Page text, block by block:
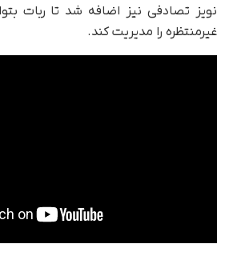
نویز تصادفی نیز اضافه شد تا ربات
غیرمنتظره را مدیریت کند.